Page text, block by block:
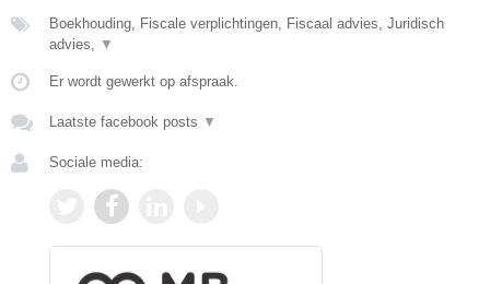
Boekhouding, Fiscale verplichtingen, Fiscaal advies, Juridisch
advies,
▼
Er wordt gewerkt op afspraak.
Laatste facebook posts ▼
Sociale media: